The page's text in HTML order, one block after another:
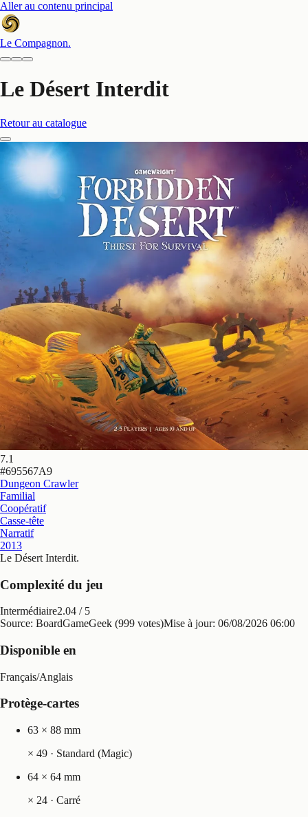
Aller au contenu principal
Le Compagnon.
Le Désert Interdit
Retour au catalogue
7.1
#695567A9
Dungeon Crawler
Familial
Coopératif
Casse-tête
Narratif
2013
Le Désert Interdit.
Complexité du jeu
Intermédiaire2.04 / 5
Source: BoardGameGeek (999 votes)Mise à jour: 06/08/2026 06:00
Disponible en
Français/Anglais
Protège-cartes
63 × 88 mm
× 49 · Standard (Magic)
64 × 64 mm
× 24 · Carré